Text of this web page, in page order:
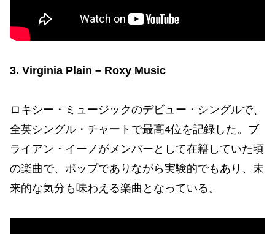
3. Virginia Plain – Roxy Music
ロキシー・ミュージックのデビュー・シングルで、
全英シングル・チャートで最高4位を記録した。ブ
ライアン・イーノがメンバーとして在籍していた頃
の楽曲で、ポップでありながら実験的でもあり、未
来的な気分も味わえる楽曲となっている。